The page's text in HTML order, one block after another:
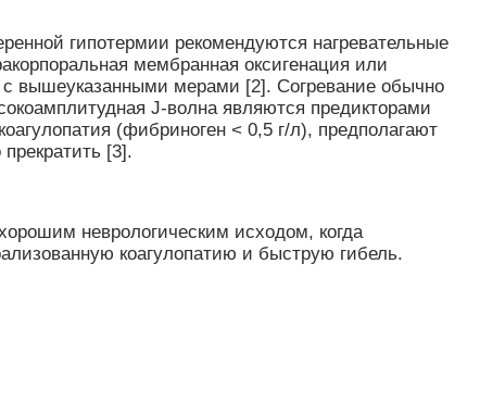
гипотермии рекомендуются нагревательные
мембранная оксигенация или
с вышеуказанными мерами [2]. Согревание обычно
J-волна являются предикторами
(фибриноген < 0,5 г/л), предполагают
[3].
неврологическим исходом, когда
коагулопатию и быструю гибель.